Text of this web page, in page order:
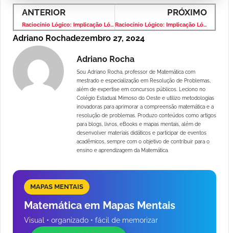
ANTERIOR
Raciocínio Lógico: Implicação Lógica – Banca VUNESP – Nível Superior
PRÓXIMO
Raciocínio Lógico: Implicação Lógica – Banca VUNESP – Nível Superior
Adriano Rochadezembro 27, 2024
Adriano Rocha
Sou Adriano Rocha, professor de Matemática com
mestrado e especialização em Resolução de Problemas,
além de expertise em concursos públicos. Leciono no
Colégio Estadual Mimoso do Oeste e utilizo metodologias
inovadoras para aprimorar a compreensão matemática e a
resolução de problemas. Produzo conteúdos como artigos
para blogs, livros, eBooks e mapas mentais, além de
desenvolver materiais didáticos e participar de eventos
acadêmicos, sempre com o objetivo de contribuir para o
ensino e aprendizagem da Matemática.
MAPAS MENTAIS
Matemática em Mapas Mentais
Visual • organizado • fácil de memorizar